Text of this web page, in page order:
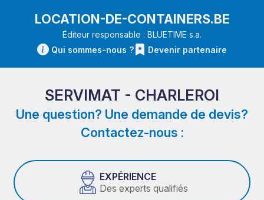
LOCATION-DE-CONTAINERS.BE
Éditeur responsable : BLUETIME s.a.
Qui sommes-nous ?
Devenir partenaire
SERVIMAT - CHARLEROI
Une question? Une demande de devis?
Contactez-nous :
EXPÉRIENCE
Des experts qualifiés